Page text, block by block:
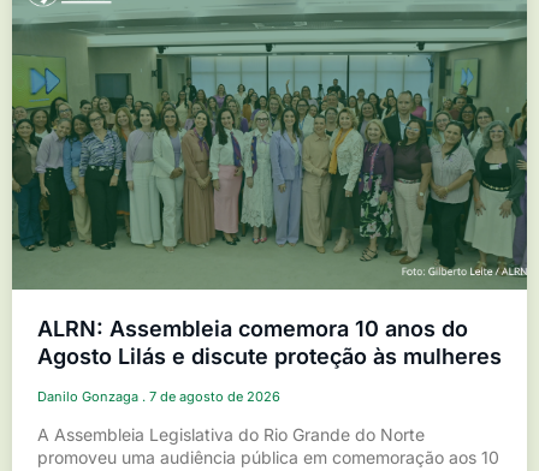
ALRN: Assembleia comemora 10 anos do
Agosto Lilás e discute proteção às mulheres
Danilo Gonzaga 7 de agosto de 2026
A Assembleia Legislativa do Rio Grande do Norte
promoveu uma audiência pública em comemoração aos 10